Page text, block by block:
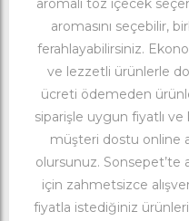
aromalı toz içecek
aromasını seçebilir,
ferahlayabilirsiniz.
ve lezzetli ürünlerle
ücreti ödemeden
siparişle uygun fiyatlı
müşteri dostu online
olursunuz. Sonsepet’te
için zahmetsizce
fiyatla istediğiniz ürünleri